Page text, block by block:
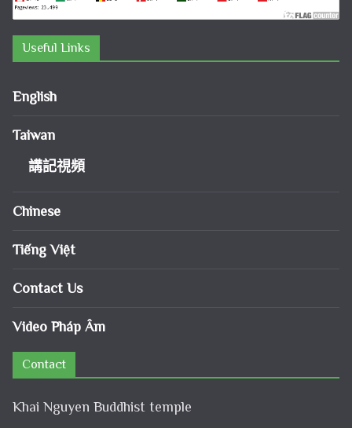
Useful Links
English
Taiwan
講記視頻
Chinese
Tiếng Việt
Contact Us
Video Pháp Âm
Contact
Khai Nguyen Buddhist temple